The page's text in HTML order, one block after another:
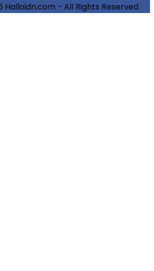
- All Rights Reserved